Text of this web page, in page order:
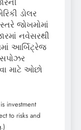
ડોલર
જોખમોમાં
નવેસરથી
આર્બિટ્રેજ
માટે ઓછો
investment
to risks and